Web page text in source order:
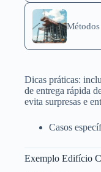
Dicas práticas:
de entrega rápida
evita surpresas e
Casos
Exemplo Edifício